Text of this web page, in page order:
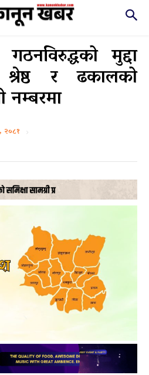
मुद्दा
श्रेष्ठ र ढकालको
नम्बरमा
२०८१